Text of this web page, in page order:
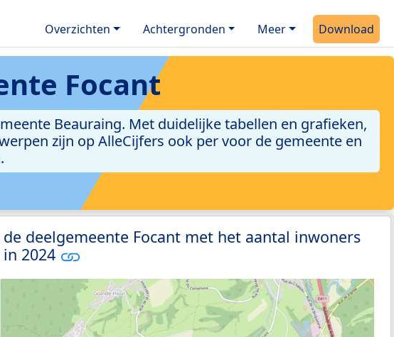
Overzichten Achtergronden Meer Download
Focant
Beauraing. Met duidelijke tabellen en grafieken,
zijn op AlleCijfers ook per voor de gemeente en
de deelgemeente Focant met het aantal inwoners
2024